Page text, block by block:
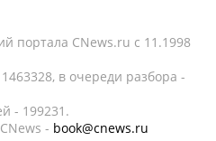
портала CNews.ru c 11.1998
в очереди разбора -
- 199231.
- book@cnews.ru